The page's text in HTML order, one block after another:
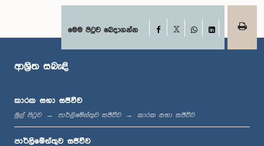
මෙම පිටුව බෙදාගන්න Facebook
WhatsApp
LinkedIn
ආශ්‍රිත සබැඳි
කාරක සභා සජීවීව
මුල් පිටුව පාර්ලිමේන්තුව සජීවීව කාරක සභා සජීවීව
පාර්ලිමේන්තුව සජීවීව